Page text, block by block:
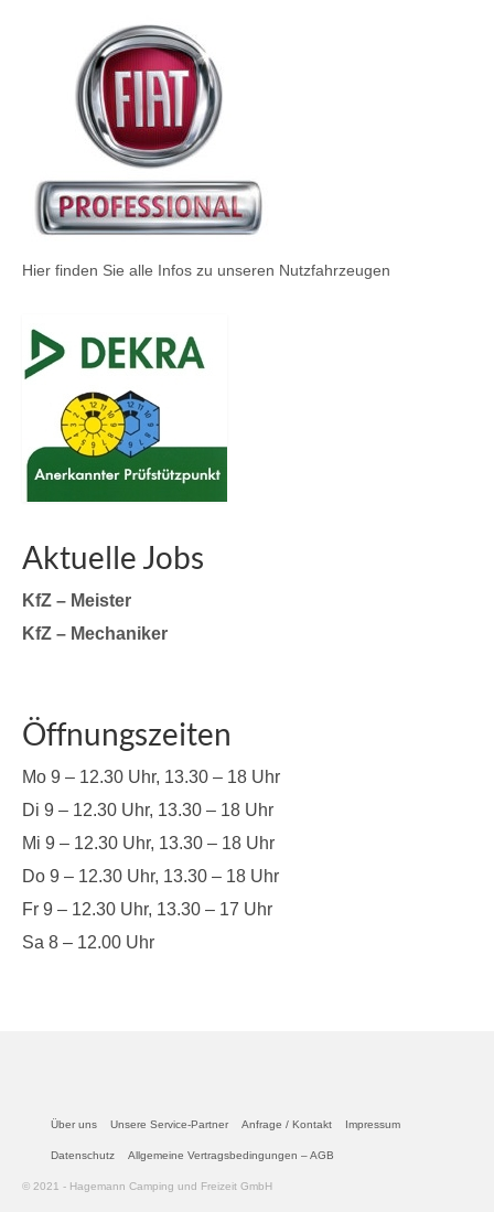
Hier finden Sie alle Infos zu unseren Nutzfahrzeugen
Aktuelle Jobs
KfZ – Meister
KfZ – Mechaniker
Öffnungszeiten
Mo 9 – 12.30 Uhr, 13.30 – 18 Uhr
Di 9 – 12.30 Uhr, 13.30 – 18 Uhr
Mi 9 – 12.30 Uhr, 13.30 – 18 Uhr
Do 9 – 12.30 Uhr, 13.30 – 18 Uhr
Fr 9 – 12.30 Uhr, 13.30 – 17 Uhr
Sa 8 – 12.00 Uhr
Über uns Unsere Service-Partner Anfrage / Kontakt Impressum
Datenschutz Allgemeine Vertragsbedingungen – AGB
© 2021 - Hagemann Camping und Freizeit GmbH